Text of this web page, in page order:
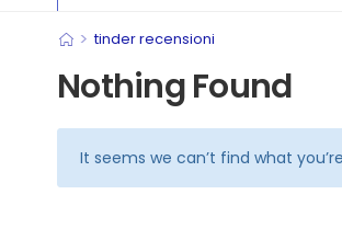
> tinder recensioni
Nothing Found
It seems we can’t find what